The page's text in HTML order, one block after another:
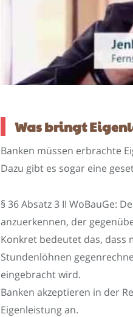
Was bringt
Banken müssen erbrachte
Dazu gibt es sogar eine
§ 36 Absatz 3 II WoBauGe:
anzuerkennen, der
Konkret bedeutet das, dass
Stundenlöhnen
eingebracht wird.
Banken akzeptieren in der
Eigenleistung an.